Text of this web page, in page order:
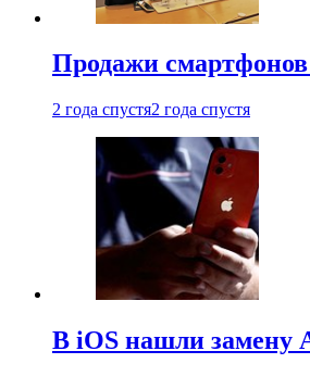
Продажи
2 года спустя2 года спустя
В iOS нашли замену